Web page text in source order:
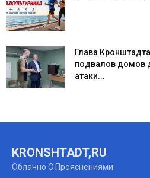
Глава
подвалов домов
атаки...
KRONSHTADT,RU
Облачно С Прояснениями